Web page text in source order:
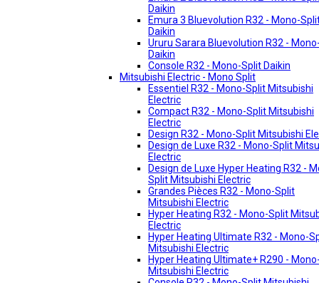
Daikin
Emura 3 Bluevolution R32 - Mono-
Daikin
Ururu Sarara Bluevolution R32 -
Daikin
Console R32 - Mono-Split Daikin
Mitsubishi Electric - Mono Split
Essentiel R32 - Mono-Split Mitsubishi
Electric
Compact R32 - Mono-Split Mitsubishi
Electric
Design R32 - Mono-Split Mitsubishi
Design de Luxe R32 - Mono-Split
Electric
Design de Luxe Hyper Heating R32 -
Split Mitsubishi Electric
Grandes Pièces R32 - Mono-Split
Mitsubishi Electric
Hyper Heating R32 - Mono-Split
Electric
Hyper Heating Ultimate R32 - Mono-
Mitsubishi Electric
Hyper Heating Ultimate+ R290 -
Mitsubishi Electric